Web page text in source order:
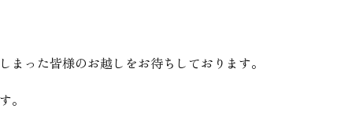
った皆様のお越しをお待ちしております。
。